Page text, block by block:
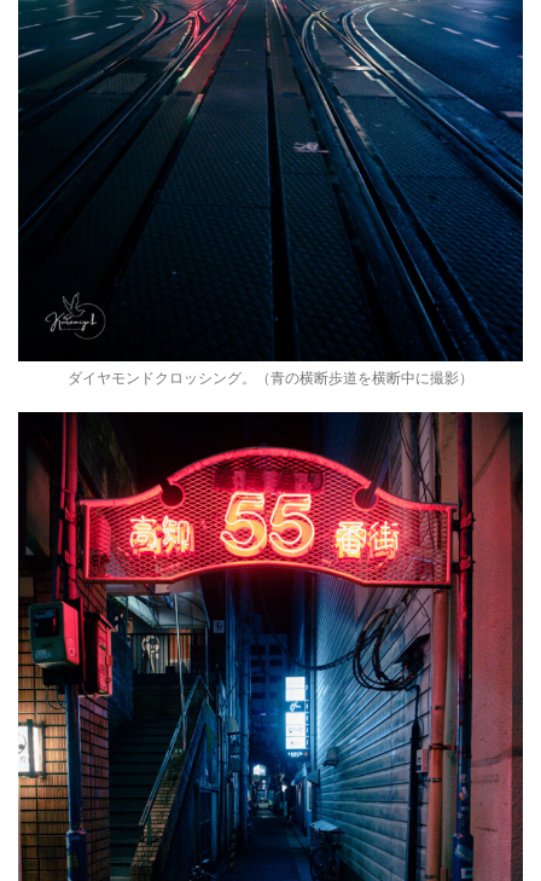
ダイヤモンドクロッシング。（青の横断歩道を横断中に撮影）